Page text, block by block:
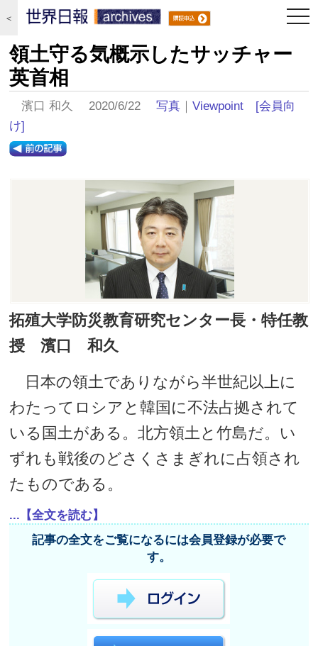
＜
領土守る気概示したサッチャー
英首相
濱口 和久 2020/6/22写真 ｜Viewpoint
[会員向
け]
拓殖大学防災教育研究センター長・特任教
授 濱口 和久
日本の領土でありながら半世紀以上に
わたってロシアと韓国に不法占拠されて
いる国土がある。北方領土と竹島だ。い
ずれも戦後のどさくさまぎれに占領され
たものである。
...【全文を読む】
記事の全文をご覧になるには会員登録が必要で
す。